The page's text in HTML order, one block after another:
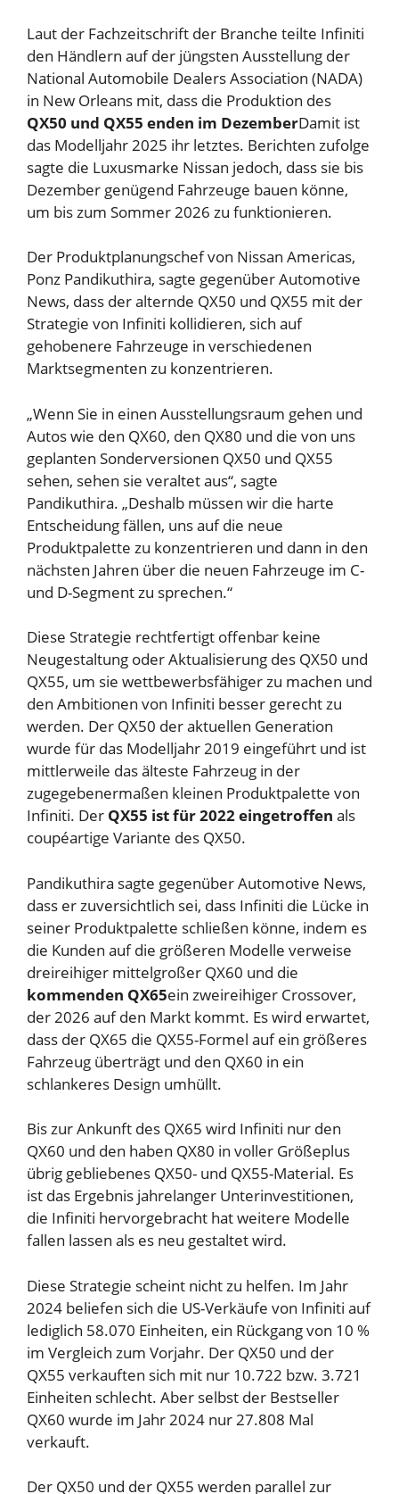
Laut der Fachzeitschrift der Branche teilte Infiniti
den Händlern auf der jüngsten Ausstellung der
National Automobile Dealers Association (NADA)
in New Orleans mit, dass die Produktion des
QX50 und QX55 enden im DezemberDamit ist
das Modelljahr 2025 ihr letztes. Berichten zufolge
sagte die Luxusmarke Nissan jedoch, dass sie bis
Dezember genügend Fahrzeuge bauen könne,
um bis zum Sommer 2026 zu funktionieren.
Der Produktplanungschef von Nissan Americas,
Ponz Pandikuthira, sagte gegenüber Automotive
News, dass der alternde QX50 und QX55 mit der
Strategie von Infiniti kollidieren, sich auf
gehobenere Fahrzeuge in verschiedenen
Marktsegmenten zu konzentrieren.
„Wenn Sie in einen Ausstellungsraum gehen und
Autos wie den QX60, den QX80 und die von uns
geplanten Sonderversionen QX50 und QX55
sehen, sehen sie veraltet aus“, sagte
Pandikuthira. „Deshalb müssen wir die harte
Entscheidung fällen, uns auf die neue
Produktpalette zu konzentrieren und dann in den
nächsten Jahren über die neuen Fahrzeuge im C-
und D-Segment zu sprechen.“
Diese Strategie rechtfertigt offenbar keine
Neugestaltung oder Aktualisierung des QX50 und
QX55, um sie wettbewerbsfähiger zu machen und
den Ambitionen von Infiniti besser gerecht zu
werden. Der QX50 der aktuellen Generation
wurde für das Modelljahr 2019 eingeführt und ist
mittlerweile das älteste Fahrzeug in der
zugegebenermaßen kleinen Produktpalette von
Infiniti. Der QX55 ist für 2022 eingetroffen als
coupéartige Variante des QX50.
Pandikuthira sagte gegenüber Automotive News,
dass er zuversichtlich sei, dass Infiniti die Lücke in
seiner Produktpalette schließen könne, indem es
die Kunden auf die größeren Modelle verweise
dreireihiger mittelgroßer QX60 und die
kommenden QX65ein zweireihiger Crossover,
der 2026 auf den Markt kommt. Es wird erwartet,
dass der QX65 die QX55-Formel auf ein größeres
Fahrzeug überträgt und den QX60 in ein
schlankeres Design umhüllt.
Bis zur Ankunft des QX65 wird Infiniti nur den
QX60 und den haben QX80 in voller Größeplus
übrig gebliebenes QX50- und QX55-Material. Es
ist das Ergebnis jahrelanger Unterinvestitionen,
die Infiniti hervorgebracht hatweitere Modelle
fallen lassen als es neu gestaltet wird.
Diese Strategie scheint nicht zu helfen. Im Jahr
2024 beliefen sich die US-Verkäufe von Infiniti auf
lediglich 58.070 Einheiten, ein Rückgang von 10 %
im Vergleich zum Vorjahr. Der QX50 und der
QX55 verkauften sich mit nur 10.722 bzw. 3.721
Einheiten schlecht. Aber selbst der Bestseller
QX60 wurde im Jahr 2024 nur 27.808 Mal
verkauft.
Der QX50 und der QX55 werden parallel zur